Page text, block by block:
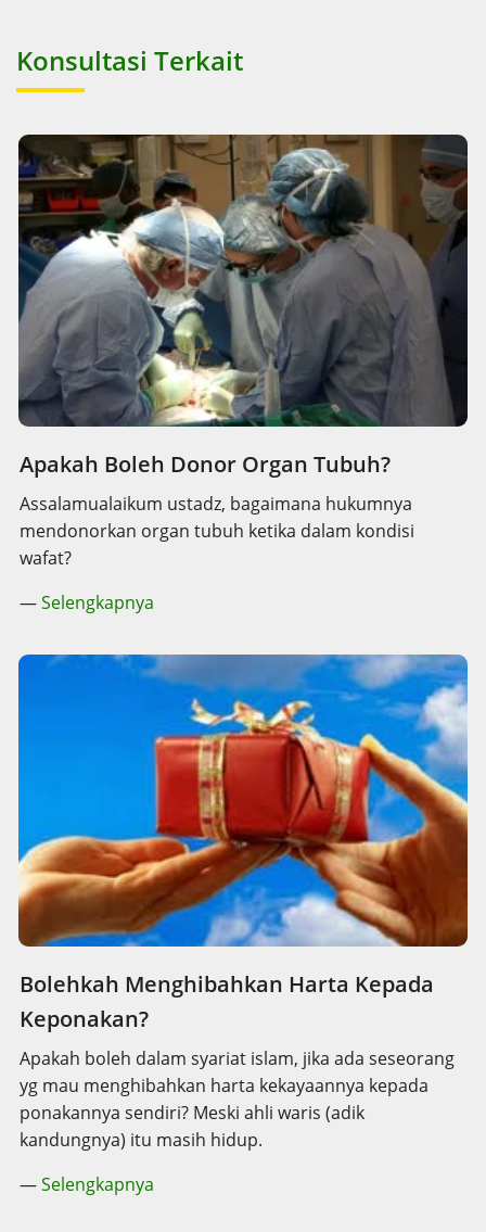
Konsultasi Terkait
Apakah Boleh Donor Organ Tubuh?
Assalamualaikum ustadz, bagaimana hukumnya
mendonorkan organ tubuh ketika dalam kondisi
wafat?
—Selengkapnya
Bolehkah Menghibahkan Harta Kepada
Keponakan?
Apakah boleh dalam syariat islam, jika ada seseorang
yg mau menghibahkan harta kekayaannya kepada
ponakannya sendiri? Meski ahli waris (adik
kandungnya) itu masih hidup.
—Selengkapnya